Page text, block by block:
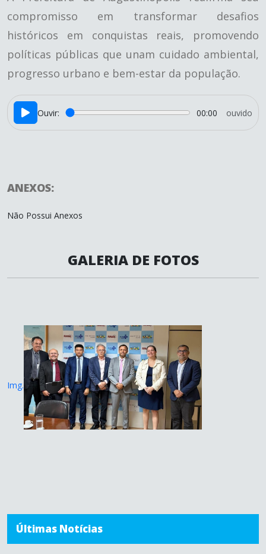
compromisso em transformar desafios
históricos em conquistas reais, promovendo
políticas públicas que unam cuidado ambiental,
progresso urbano e bem-estar da população.
Ouvir: 00:00 ouvido
ANEXOS:
Não Possui Anexos
GALERIA DE FOTOS
Img.
Últimas Notícias